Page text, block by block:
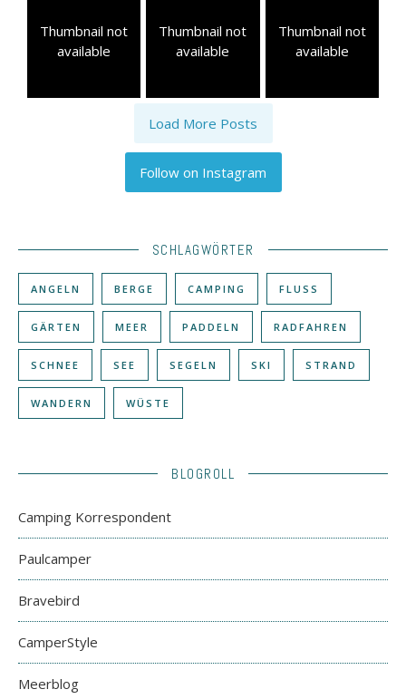
Thumbnail not
available
Thumbnail not
available
Thumbnail not
available
Load More Posts
Follow on Instagram
SCHLAGWÖRTER
ANGELN BERGE CAMPING FLUSS
GÄRTEN MEER PADDELN RADFAHREN
SCHNEE SEE SEGELN SKI STRAND
WANDERN WÜSTE
BLOGROLL
Camping Korrespondent
Paulcamper
Bravebird
CamperStyle
Meerblog